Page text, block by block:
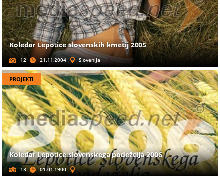
Koledar Lepotice slovenskih kmetij 2005
12 21.11.2004 Slovenija
PROJEKTI
Koledar Lepotice slovenskega podeželja 2006
13 01.01.1900